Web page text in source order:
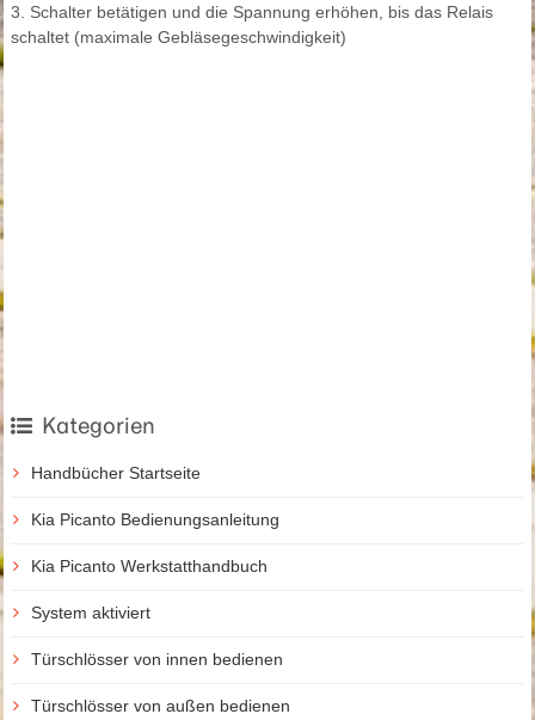
3. Schalter betätigen und die Spannung erhöhen, bis das Relais
schaltet (maximale Gebläsegeschwindigkeit)
Kategorien
Handbücher Startseite
Kia Picanto Bedienungsanleitung
Kia Picanto Werkstatthandbuch
System aktiviert
Türschlösser von innen bedienen
Türschlösser von außen bedienen